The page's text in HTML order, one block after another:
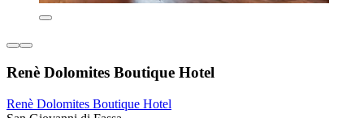
Renè Dolomites Boutique Hotel
Renè Dolomites Boutique Hotel